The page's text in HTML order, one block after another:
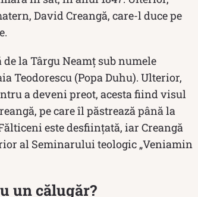
David Creangă, care-l duce pe
la Târgu Neamţ sub numele
Teodorescu (Popa Duhu). Ulterior,
a deveni preot, acesta fiind visul
pe care îl păstrează până la
este desființată, iar Creangă
al Seminarului teologic „Veniamin
un călugăr?